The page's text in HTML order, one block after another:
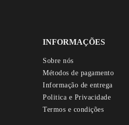
INFORMAÇÕES
Sobre nós
Métodos de pagamento
Informação de entrega
Politica e Privacidade
Termos e condições